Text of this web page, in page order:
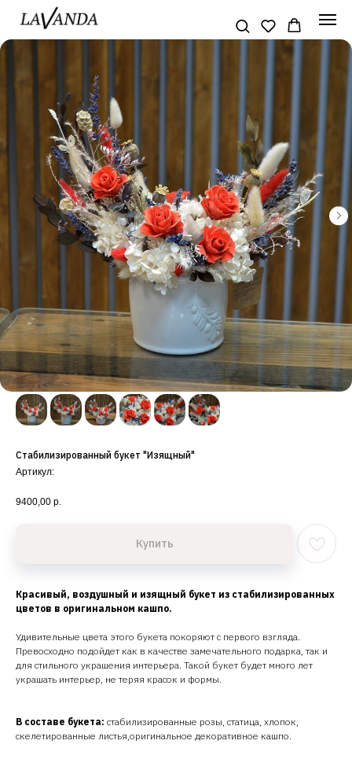
Стабилизированный букет "Изящный"
Артикул:
9400,00 р.
Купить
Красивый, воздушный и изящный букет из стабилизированных
цветов в оригинальном кашпо.
Удивительные цвета этого букета покоряют с первого взгляда.
Превосходно подойдет как в качестве замечательного подарка, так и
для стильного украшения интерьера. Такой букет будет много лет
украшать интерьер, не теряя красок и формы.
В составе букета: стабилизированные розы, статица, хлопок,
скелетированные листья,оригинальное декоративное кашпо.